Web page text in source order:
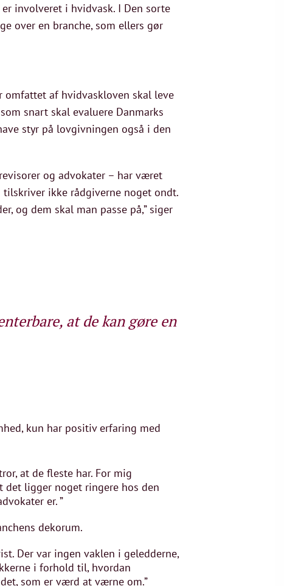
involveret i hvidvask. I Den sorte
over en branche, som ellers gør
omfattet af hvidvaskloven skal leve
snart skal evaluere Danmarks
styr på lovgivningen også i den
og advokater – har været
ikke rådgiverne noget ondt.
og dem skal man passe på,” siger
at de kan gøre en
kun har positiv erfaring med
at de fleste har. For mig
ligger noget ringere hos den
er. ”
dekorum.
Der var ingen vaklen i geledderne,
i forhold til, hvordan
som er værd at værne om.”